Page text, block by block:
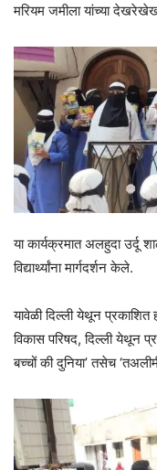
मरियम जमीला यांच्या
या कार्यक्रमात अलहुदा उर्दू
विद्यार्थ्यांना मार्गदर्शन केले.
यावेळी दिल्ली येथून प्रकाशित
विकास परिषद, दिल्ली येथून
बच्चों की दुनिया’ तसेच